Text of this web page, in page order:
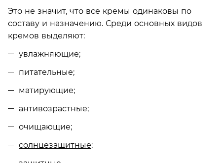
Это не значит, что все кремы одинаковы по
составу и назначению. Среди основных видов
кремов выделяют:
увлажняющие;
питательные;
матирующие;
антивозрастные;
очищающие;
солнцезащитные;